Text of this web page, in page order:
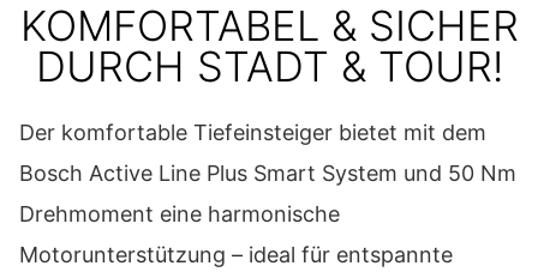
KOMFORTABEL & SICHER
DURCH STADT & TOUR!
Der komfortable Tiefeinsteiger bietet mit dem
Bosch Active Line Plus Smart System und 50 Nm
Drehmoment eine harmonische
Motorunterstützung – ideal für entspannte